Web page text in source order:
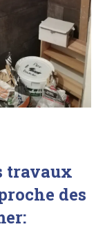
travaux
des